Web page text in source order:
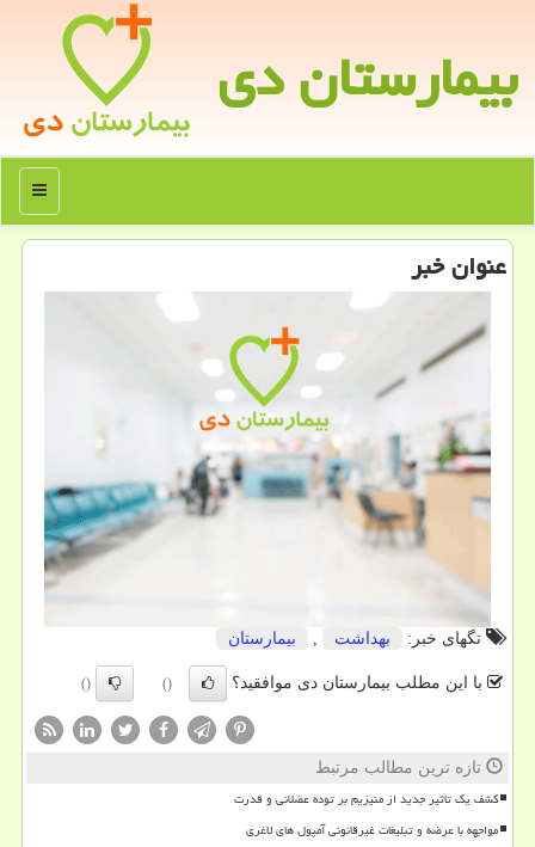
بیمارستان دی
منو
عنوان خبر
تگهای خبر: بهداشت بیمارستان
با این مطلب بیمارستان دی موافقید؟ ()
()
تازه ترین مطالب مرتبط
کشف یک تأثیر جدید از منیزیم بر توده عضلانی و قدرت
مواجهه با عرضه و تبلیغات غیرقانونی آمپول های لاغری